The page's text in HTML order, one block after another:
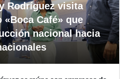
Rodríguez visita
Café» que
nacional hacia